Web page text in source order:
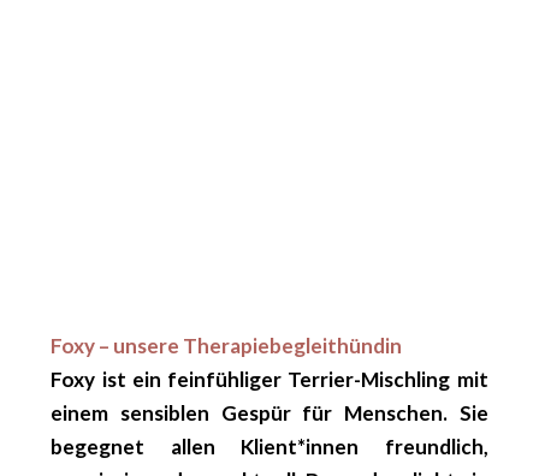
Foxy – unsere Therapiebegleithündin
Foxy ist ein feinfühliger Terrier-Mischling mit
einem sensiblen Gespür für Menschen. Sie
begegnet allen Klient*innen freundlich,